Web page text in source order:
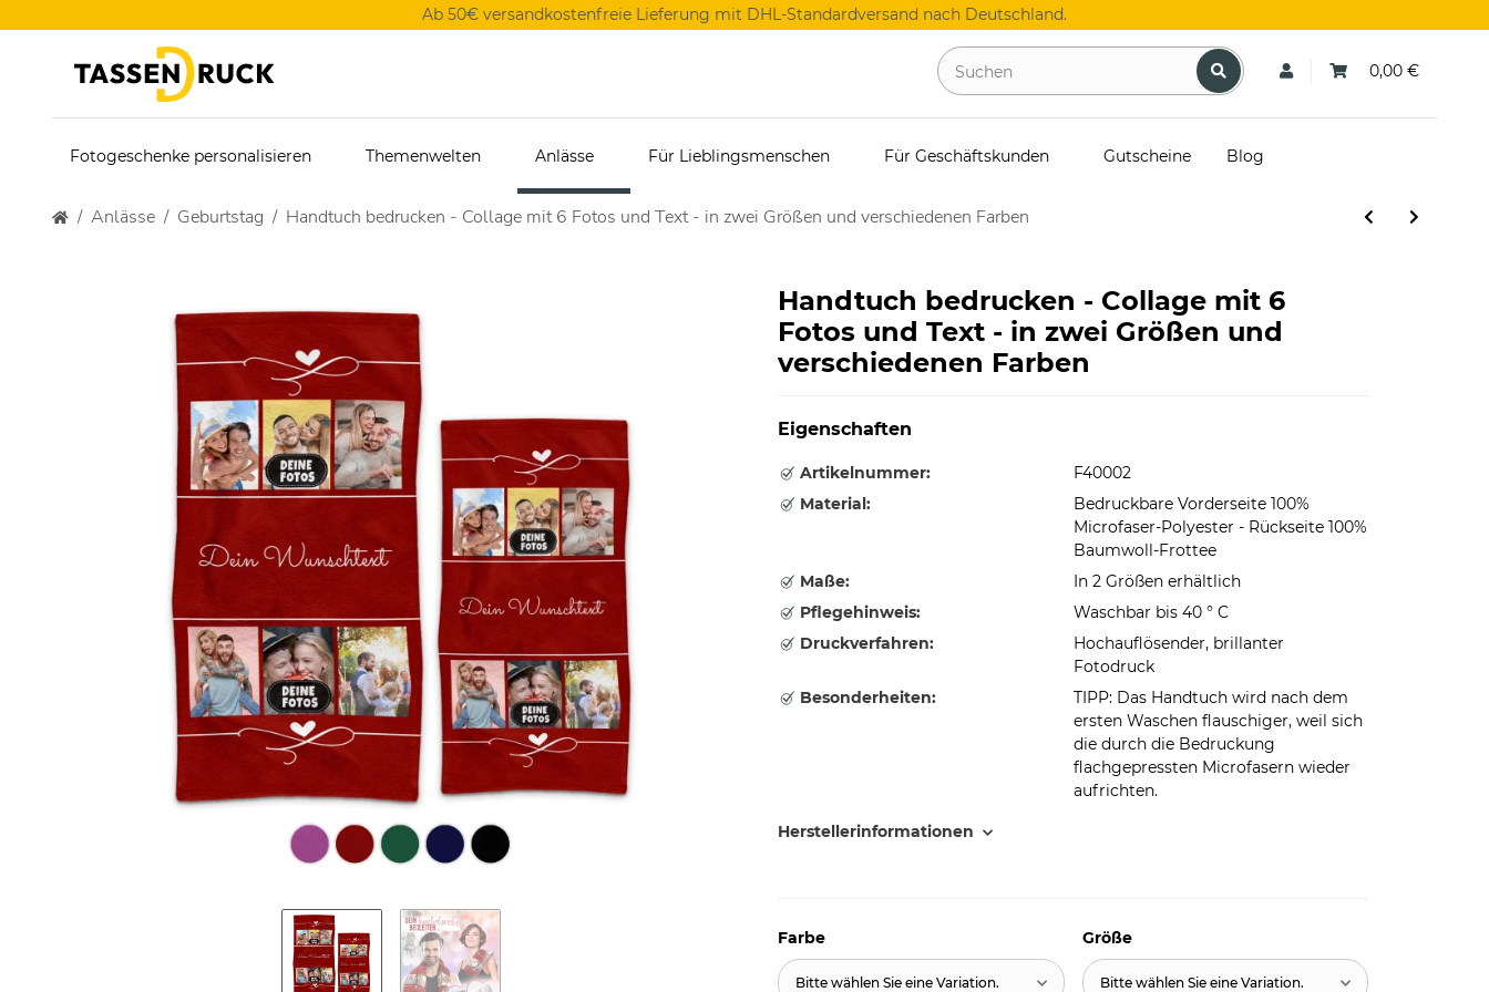
Ab 50€ versandkostenfreie Lieferung mit DHL-Standardversand nach Deutschland.
0,00 €
Fotogeschenke personalisieren Themenwelten Anlässe Für Lieblingsmenschen Für Geschäftskunden Gutscheine Blog
Anlässe Geburtstag Handtuch bedrucken - Collage mit 6 Fotos und Text - in zwei Größen und verschiedenen Farben
Handtuch bedrucken - Collage mit 6
Fotos und Text - in zwei Größen und
verschiedenen Farben
Eigenschaften
Artikelnummer:
F40002
Material:
Bedruckbare Vorderseite 100%
Microfaser-Polyester - Rückseite 100%
Baumwoll-Frottee
Maße:
In 2 Größen erhältlich
Pflegehinweis:
Waschbar bis 40 ° C
Druckverfahren:
Hochauflösender, brillanter
Fotodruck
Besonderheiten:
TIPP: Das Handtuch wird nach dem
ersten Waschen flauschiger, weil sich
die durch die Bedruckung
flachgepressten Microfasern wieder
aufrichten.
Herstellerinformationen
Farbe
Bitte wählen Sie eine Variation.
Größe
Bitte wählen Sie eine Variation.